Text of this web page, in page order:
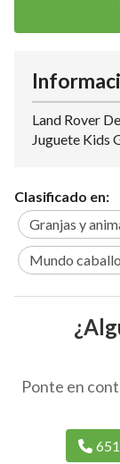
Land Rover
Juguete Kids
Clasificado en:
Granjas y
Mundo
Ponte en